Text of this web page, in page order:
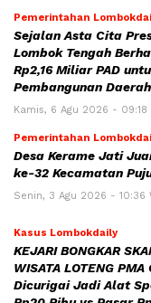
Pemerintahan
Sejalan Asta Cita
Lombok Tengah
Rp2,16 Miliar PAD
Pembangunan Daerah
Kamis, 6 Agu 2026 - 09:18
Pemerintahan
Desa Kerame Jati
ke-32 Kecamatan
Senin, 3 Agu 2026 - 10:36
Kasus Lombokdaily
KEJARI BONGKAR
WISATA LOTENG
Dicurigai Jadi Alat